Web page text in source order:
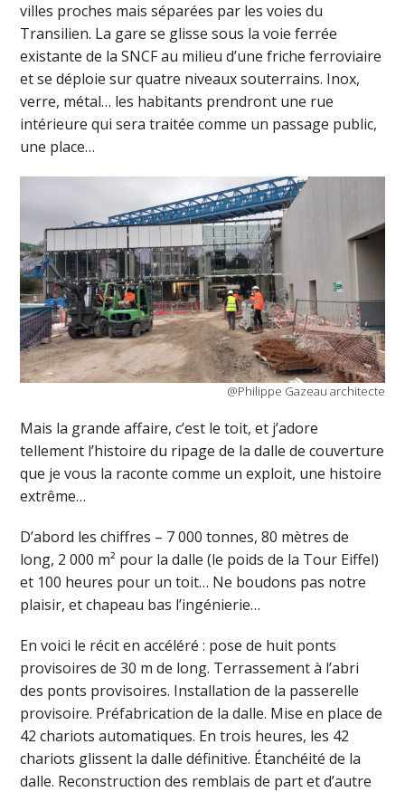
villes proches mais séparées par les voies du
Transilien. La gare se glisse sous la voie ferrée
existante de la SNCF au milieu d’une friche ferroviaire
et se déploie sur quatre niveaux souterrains. Inox,
verre, métal… les habitants prendront une rue
intérieure qui sera traitée comme un passage public,
une place…
@Philippe Gazeau architecte
Mais la grande affaire, c’est le toit, et j’adore
tellement l’histoire du ripage de la dalle de couverture
que je vous la raconte comme un exploit, une histoire
extrême…
D’abord les chiffres – 7 000 tonnes, 80 mètres de
long, 2 000 m² pour la dalle (le poids de la Tour Eiffel)
et 100 heures pour un toit… Ne boudons pas notre
plaisir, et chapeau bas l’ingénierie…
En voici le récit en accéléré : pose de huit ponts
provisoires de 30 m de long. Terrassement à l’abri
des ponts provisoires. Installation de la passerelle
provisoire. Préfabrication de la dalle. Mise en place de
42 chariots automatiques. En trois heures, les 42
chariots glissent la dalle définitive. Étanchéité de la
dalle. Reconstruction des remblais de part et d’autre